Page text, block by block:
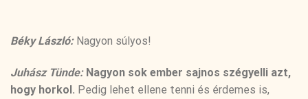
Béky László: Nagyon súlyos!
Juhász Tünde: Nagyon sok ember sajnos szégyelli azt,
hogy horkol. Pedig lehet ellene tenni és érdemes is,